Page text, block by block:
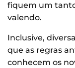
fiquem um
valendo.
Inclusive,
que as regras
conhecem os